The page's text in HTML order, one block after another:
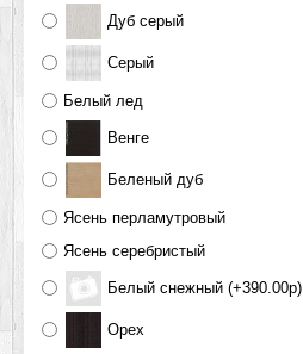
Дуб серый
Серый
Белый лед
Венге
Беленый дуб
Ясень перламутровый
Ясень серебристый
Белый снежный (+390.00р)
Орех